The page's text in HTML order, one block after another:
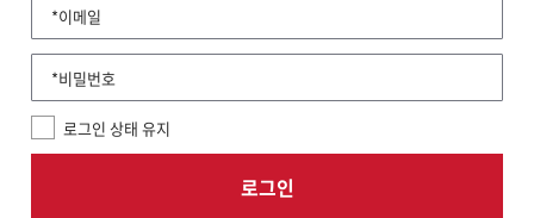
*이메일
*비밀번호
로그인 상태 유지
로그인